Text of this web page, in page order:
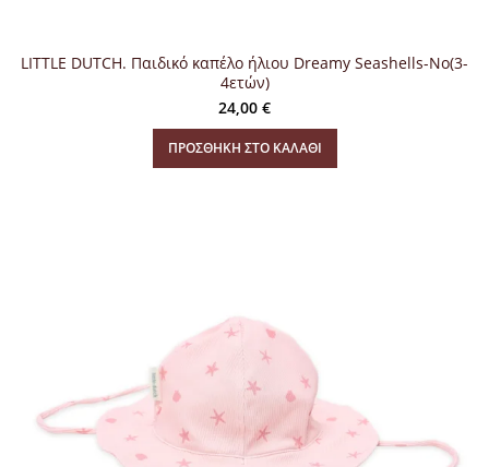
LITTLE DUTCH. Παιδικό καπέλο ήλιου Dreamy Seashells-Νο(3-
4ετών)
24,00 €
ΠΡΟΣΘΉΚΗ ΣΤΟ ΚΑΛΆΘΙ